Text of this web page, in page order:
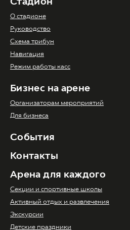
О стадионе
Руководство
Схема трибун
Навигация
Режим работы касс
Бизнес на арене
Организаторам мероприятий
Для бизнеса
События
Контакты
Арена для каждого
Секции и спортивные школы
Активный отдых и развлечения
Экскурсии
Детские праздники